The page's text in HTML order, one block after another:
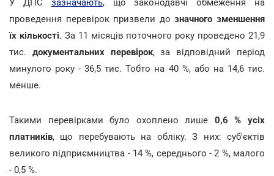
У ДПС зазначають, що законодавчі обмеження на
проведення перевірок призвели до значного зменшення
їх кількості. За 11 місяців поточного року проведено 21,9
тис. документальних перевірок, за відповідний період
минулого року - 36,5 тис. Тобто на 40 %, або на 14,6 тис.
менше.
Такими перевірками було охоплено лише 0,6 % усіх
платників, що перебувають на обліку. З них: суб'єктів
великого підприємництва - 14 %, середнього - 2 %, малого
- 0,5 %.